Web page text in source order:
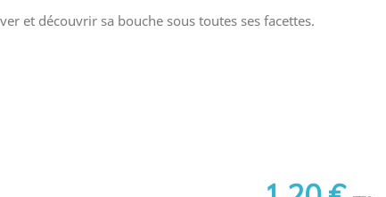
et découvrir sa bouche sous toutes ses facettes.